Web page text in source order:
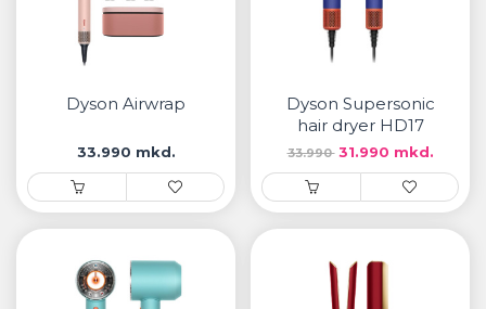
Dyson Airwrap
33.990 mkd.
Dyson Supersonic
hair dryer HD17
33.990 31.990 mkd.